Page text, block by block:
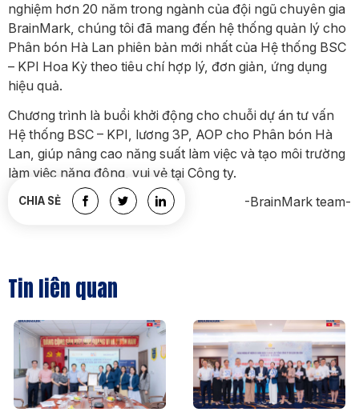
nghiệm hơn 20 năm trong ngành của đội ngũ chuyên gia
BrainMark, chúng tôi đã mang đến hệ thống quản lý cho
Phân bón Hà Lan phiên bản mới nhất của Hệ thống BSC
– KPI Hoa Kỳ theo tiêu chí hợp lý, đơn giản, ứng dụng
hiệu quả.
Chương trình là buổi khởi động cho chuỗi dự án tư vấn
Hệ thống BSC – KPI, lương 3P, AOP cho Phân bón Hà
Lan, giúp nâng cao năng suất làm việc và tạo môi trường
làm việc năng động, vui vẻ tại Công ty.
-BrainMark team-
CHIA SẺ
Tin liên quan